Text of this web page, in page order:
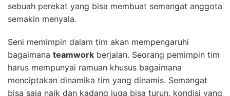
sebuah perekat yang bisa membuat semangat anggota
semakin menyala.
Seni memimpin dalam tim akan mempengaruhi
bagaimana teamwork berjalan. Seorang pemimpin tim
harus mempunyai ramuan khusus bagaimana
menciptakan dinamika tim yang dinamis. Semangat
bisa saja naik dan kadang juga bisa turun. kondisi yang